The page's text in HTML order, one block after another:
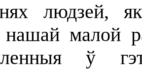
людзей,
нашай малой
ў